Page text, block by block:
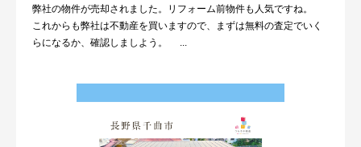
弊社の物件が売却されました。リフォーム前物件も人気ですね。
これからも弊社は不動産を買いますので、まずは無料の査定でいく
らになるか、確認しましよう。 ...